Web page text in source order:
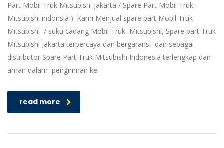
Part Mobil Truk Mitsubishi Jakarta / Spare Part Mobil Truk
Mitsubishi indonsia ). Kami Menjual spare part Mobil Truk
Mitsubishi / suku cadang Mobil Truk Mitsubishi, Spare part Truk
Mitsubishi Jakarta terpercaya dan bergaransi dan sebagai
distributor Spare Part Truk Mitsubishi Indonesia terlengkap dan
aman dalam pengiriman ke
read more